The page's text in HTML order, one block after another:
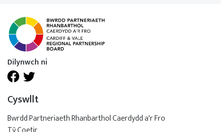
Dilynwch ni
Cyswllt
Bwrdd Partneriaeth Rhanbarthol Caerdydd a'r Fro